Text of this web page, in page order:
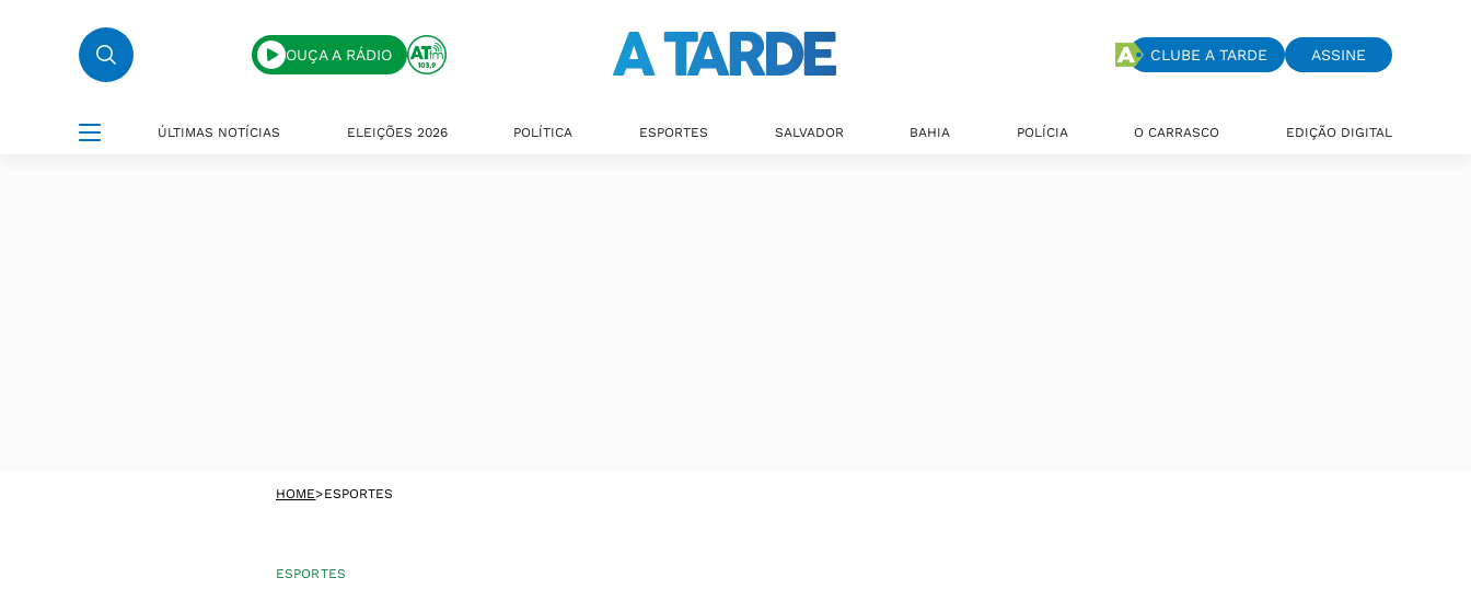
OUÇA A RÁDIO CLUBE A TARDE ASSINE
ÚLTIMAS NOTÍCIAS ELEIÇÕES 2026 POLÍTICA ESPORTES SALVADOR BAHIA POLÍCIA O CARRASCO EDIÇÃO DIGITAL
HOME>ESPORTES
ESPORTES